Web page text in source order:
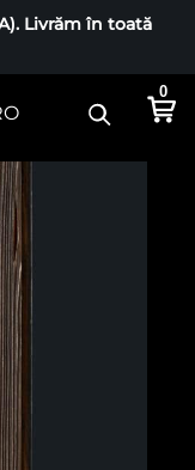
Livrăm în toată
0